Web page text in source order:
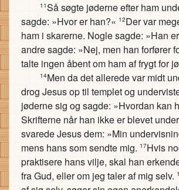
11Så søgte jøderne efter ham
sagde: »Hvor er han?« 12Der var
ham i skarerne. Nogle sagde: »Han
andre sagde: »Nej, men han forfører
talte ingen åbent om ham af frygt for
14Men da det allerede var midt
drog Jesus op til templet og
jøderne sig og sagde: »Hvordan kan
Skrifterne når han ikke er blevet
svarede Jesus dem: »Min
mens hans som sendte mig. 17Hvis
praktisere hans vilje, skal han
fra Gud, eller om jeg taler af mig selv.